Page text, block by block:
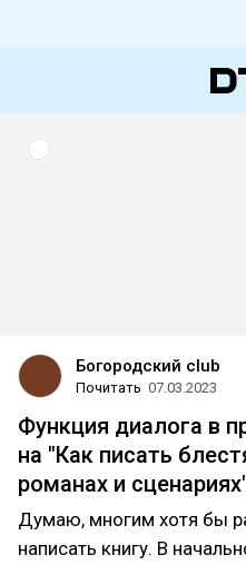
Богородский club
Почитать 07.03.2023
Функция диалога в
на "Как писать
романах и
Думаю, многим хотя бы
написать книгу. В